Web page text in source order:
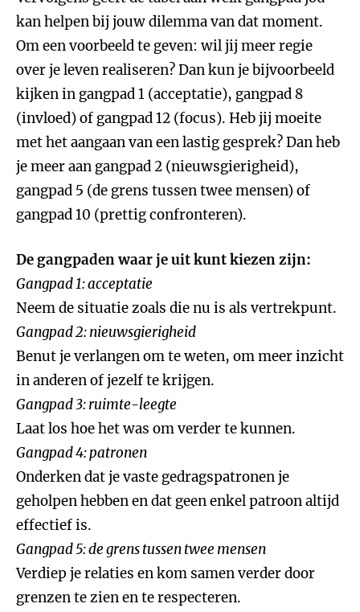
kan helpen bij jouw dilemma van dat moment.
Om een voorbeeld te geven: wil jij meer regie
over je leven realiseren? Dan kun je bijvoorbeeld
kijken in gangpad 1 (acceptatie), gangpad 8
(invloed) of gangpad 12 (focus). Heb jij moeite
met het aangaan van een lastig gesprek? Dan heb
je meer aan gangpad 2 (nieuwsgierigheid),
gangpad 5 (de grens tussen twee mensen) of
gangpad 10 (prettig confronteren).
De gangpaden waar je uit kunt kiezen zijn:
Gangpad 1: acceptatie
Neem de situatie zoals die nu is als vertrekpunt.
Gangpad 2: nieuwsgierigheid
Benut je verlangen om te weten, om meer inzicht
in anderen of jezelf te krijgen.
Gangpad 3: ruimte-leegte
Laat los hoe het was om verder te kunnen.
Gangpad 4: patronen
Onderken dat je vaste gedragspatronen je
geholpen hebben en dat geen enkel patroon altijd
effectief is.
Gangpad 5: de grens tussen twee mensen
Verdiep je relaties en kom samen verder door
grenzen te zien en te respecteren.